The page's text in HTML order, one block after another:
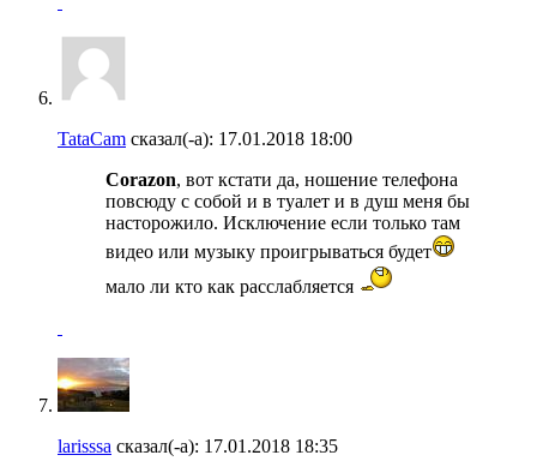
TataCam сказал(-а): 17.01.2018 18:00
Corazon, вот кстати да, ношение телефона
повсюду с собой и в туалет и в душ меня бы
насторожило. Исключение если только там
видео или музыку проигрываться будет
мало ли кто как расслабляется
larisssa сказал(-а): 17.01.2018 18:35